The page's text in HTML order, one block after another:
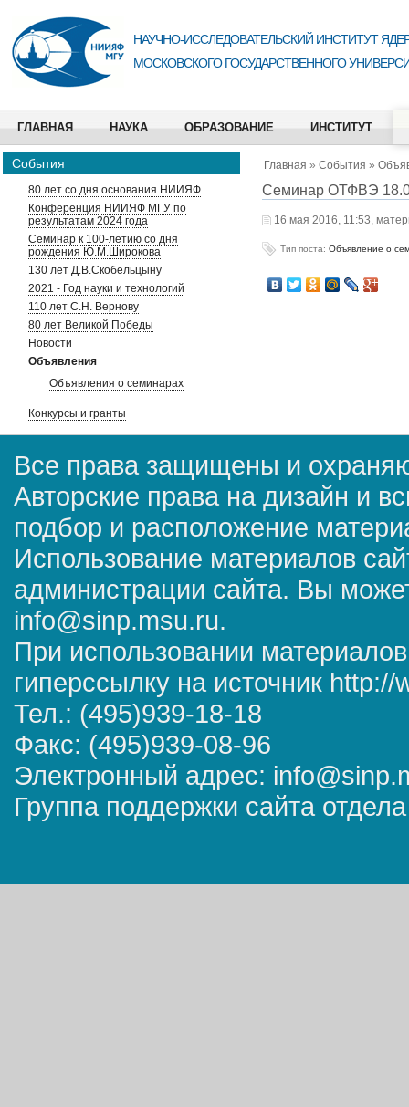
НАУЧНО-ИССЛЕДОВАТЕЛЬСКИЙ ИНСТИТУТ
МОСКОВСКОГО ГОСУДАРСТВЕННОГО
ГЛАВНАЯ НАУКА ОБРАЗОВАНИЕ ИНСТИТУТ
События
80 лет со дня основания НИИЯФ
Конференция НИИЯФ МГУ по
результатам 2024 года
Семинар к 100-летию со дня
рождения Ю.М.Широкова
130 лет Д.В.Скобельцыну
2021 - Год науки и технологий
110 лет С.Н. Вернову
80 лет Великой Победы
Новости
Объявления
Объявления о семинарах
Конкурсы и гранты
Главная » События »
Семинар ОТФВЭ
16 мая 2016, 11:53,
Тип поста: Объявление о
Все права защищены и
Авторские права на дизайн и
подбор и расположение
Использование материалов
администрации сайта. Вы
info@sinp.msu.ru.
При использовании
гиперссылку на источник
Тел.: (495)939-18-18
Факс: (495)939-08-96
Электронный адрес:
Группа поддержки сайта